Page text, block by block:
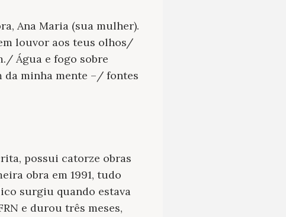
Ana Maria (sua mulher).
louvor aos teus olhos/
Água e fogo sobre
da minha mente –/ fontes
possui catorze obras
obra em 1991, tudo
surgiu quando estava
e durou três meses,